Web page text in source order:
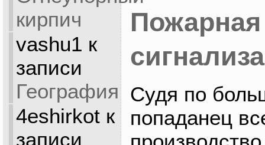
кирпич
vashu1 к
записи
География
4eshirkotк
записи
Пожарная
Судя по
попаданец